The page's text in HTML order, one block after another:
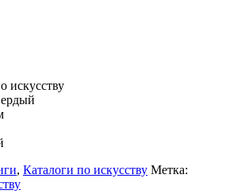
искусству
, Каталоги по искусству Метка: